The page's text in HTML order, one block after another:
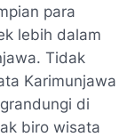
para
lebih dalam
Tidak
Karimunjawa
di
biro wisata